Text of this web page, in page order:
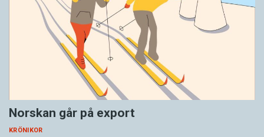
Norskan går på export
KRÖNIKOR